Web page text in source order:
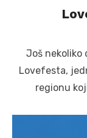
Još nekoliko
Lovefesta,
regionu